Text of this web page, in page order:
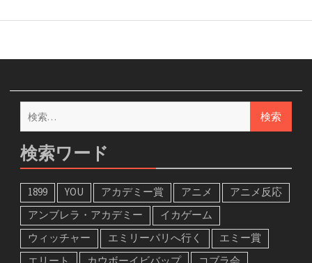
検
索:
検索ワード
1899 YOU アカデミー賞 アニメ
アニメ反応
アンブレラ・アカデミー
イカゲーム
ウィッチャー
エミリーパリへ行く
エミー賞
エリート
カウボーイビバップ コブラ会